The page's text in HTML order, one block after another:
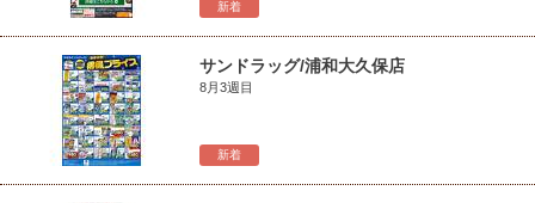
新着
新着
サンドラッグ/浦和大久保店
8月3週目